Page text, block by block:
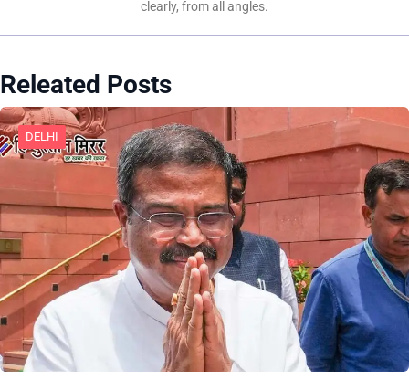
clearly, from all angles.
Releated Posts
DELHI